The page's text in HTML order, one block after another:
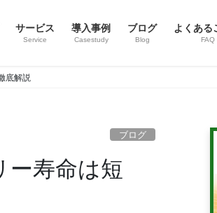
サービス
Service
導入事例
Casestudy
ブログ
Blog
よくある
FAQ
底解説
ブログ
ー寿命は短